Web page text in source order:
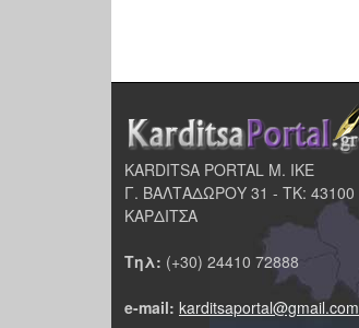
KARDITSA PORTAL Μ. ΙΚΕ
Γ. ΒΑΛΤΑΔΩΡΟΥ 31 - ΤΚ: 43100
ΚΑΡΔΙΤΣΑ
Τηλ: (+30) 24410 72888
e-mail: karditsaportal@gmail.com